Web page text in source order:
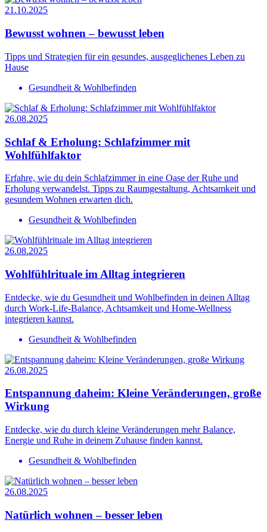
21.10.2025
Bewusst wohnen – bewusst leben
Tipps und Strategien für ein gesundes, ausgeglichenes Leben zu
Hause
Gesundheit & Wohlbefinden
26.08.2025
Schlaf & Erholung: Schlafzimmer mit
Wohlfühlfaktor
Erfahre, wie du dein Schlafzimmer in eine Oase der Ruhe und
Erholung verwandelst. Tipps zu Raumgestaltung, Achtsamkeit und
gesundem Wohnen erwarten dich.
Gesundheit & Wohlbefinden
26.08.2025
Wohlfühlrituale im Alltag integrieren
Entdecke, wie du Gesundheit und Wohlbefinden in deinen Alltag
durch Work-Life-Balance, Achtsamkeit und Home-Wellness
integrieren kannst.
Gesundheit & Wohlbefinden
26.08.2025
Entspannung daheim: Kleine Veränderungen, große
Wirkung
Entdecke, wie du durch kleine Veränderungen mehr Balance,
Energie und Ruhe in deinem Zuhause finden kannst.
Gesundheit & Wohlbefinden
26.08.2025
Natürlich wohnen – besser leben